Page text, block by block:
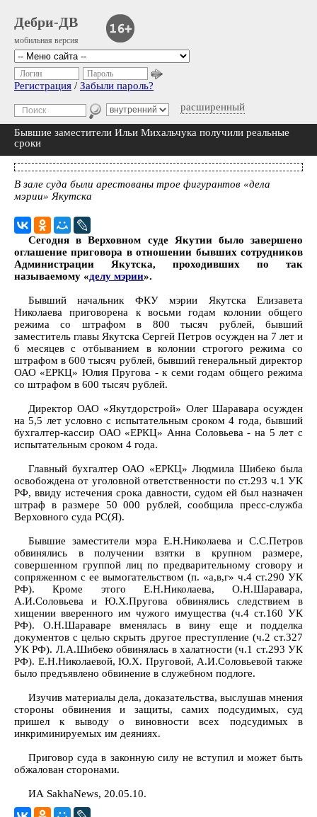
Дебри-ДВ
мобильная версия
расширенный
Логин Пароль
Регистрация / Забыли пароль?
Бывшие заместители Ильи Михальчука получили реальные
сроки
В зале суда были арестованы трое фигурантов «дела
мэрии» Якутска
Сегодня в Верховном суде Якутии было завершено
оглашение приговора в отношении бывших сотрудников
Администрации Якутска, проходивших по так
называемому «делу мэрии».
Бывший начальник ФКУ мэрии Якутска Елизавета
Николаева приговорена к восьми годам колонии общего
режима со штрафом в 800 тысяч рублей, бывший
заместитель главы Якутска Сергей Петров осужден на 7 лет и
6 месяцев с отбыванием в колонии строгого режима со
штрафом в 600 тысяч рублей, бывший генеральный директор
ОАО «ЕРКЦ» Юлия Пругова - к cеми годам общего режима
со штрафом в 600 тысяч рублей.
Директор ОАО «Якутдорстрой» Олег Шаравара осужден
на 5,5 лет условно с испытательным сроком 4 года, бывший
бухгалтер-кассир ОАО «ЕРКЦ» Анна Соловьева - на 5 лет с
испытательным сроком 4 года.
Главный бухгалтер ОАО «ЕРКЦ» Людмила Шибеко была
освобождена от уголовной ответственности по ст.293 ч.1 УК
РФ, ввиду истечения срока давности, судом ей был назначен
штраф в размере 50 000 рублей, сообщила пресс-служба
Верховного суда РС(Я).
Бывшие заместители мэра Е.Н.Николаева и С.С.Петров
обвинялись в получении взятки в крупном размере,
совершенном группой лиц по предварительному сговору и
сопряженном с ее вымогательством (п. «а,в,г» ч.4 ст.290 УК
РФ). Кроме этого Е.Н.Николаева, О.Н.Шаравара,
А.И.Соловьева и Ю.Х.Пругова обвинялись следствием в
хищении вверенного им чужого имущества (ч.4 ст.160 УК
РФ). О.Н.Шараваре вменялась в вину еще и подделка
документов с целью скрыть другое преступление (ч.2 ст.327
УК РФ). Л.А.Шибеко обвинялась в халатности (ч.1 ст.293 УК
РФ). Е.Н.Николаевой, Ю.Х. Пруговой, А.И.Соловьевой также
было предъявлено обвинение в служебном подлоге.
Изучив материалы дела, доказательства, выслушав мнения
стороны обвинения и защиты, самих подсудимых, суд
пришел к выводу о виновности всех подсудимых в
инкриминируемых им деяниях.
Приговор суда в законную силу не вступил и может быть
обжалован сторонами.
ИА SakhaNews, 20.05.10.